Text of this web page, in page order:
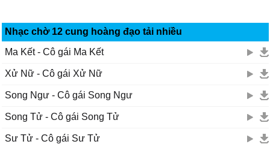
Nhạc chờ 12 cung hoàng đạo tải nhiều
Ma Kết - Cô gái Ma Kết
Xử Nữ - Cô gái Xử Nữ
Song Ngư - Cô gái Song Ngư
Song Tử - Cô gái Song Tử
Sư Tử - Cô gái Sư Tử